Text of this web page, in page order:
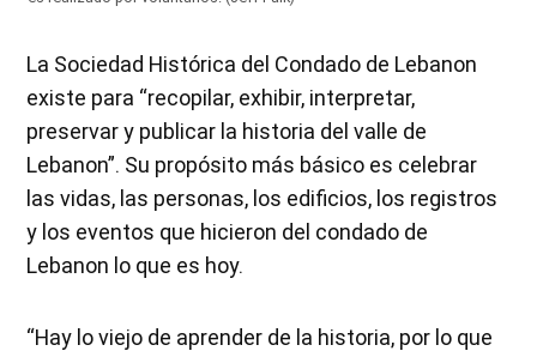
La Sociedad Histórica del Condado de Lebanon
existe para “recopilar, exhibir, interpretar,
preservar y publicar la historia del valle de
Lebanon”. Su propósito más básico es celebrar
las vidas, las personas, los edificios, los registros
y los eventos que hicieron del condado de
Lebanon lo que es hoy.
“Hay lo viejo de aprender de la historia, por lo que